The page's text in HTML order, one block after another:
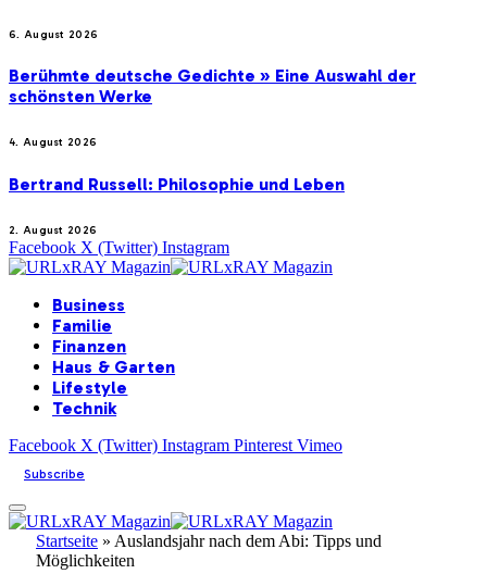
6. August 2026
Berühmte deutsche Gedichte » Eine Auswahl der
schönsten Werke
4. August 2026
Bertrand Russell: Philosophie und Leben
2. August 2026
Facebook X (Twitter) Instagram
Business
Familie
Finanzen
Haus & Garten
Lifestyle
Technik
Facebook X (Twitter) Instagram Pinterest Vimeo
Subscribe
Startseite » Auslandsjahr nach dem Abi: Tipps und
Möglichkeiten